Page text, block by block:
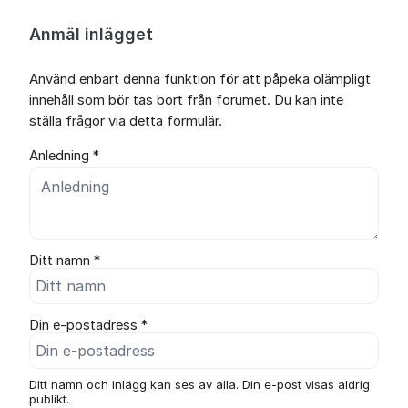
Anmäl inlägget
Använd enbart denna funktion för att påpeka olämpligt
innehåll som bör tas bort från forumet. Du kan inte
ställa frågor via detta formulär.
Anledning *
Ditt namn *
Din e-postadress *
Ditt namn och inlägg kan ses av alla. Din e-post visas aldrig
publikt.